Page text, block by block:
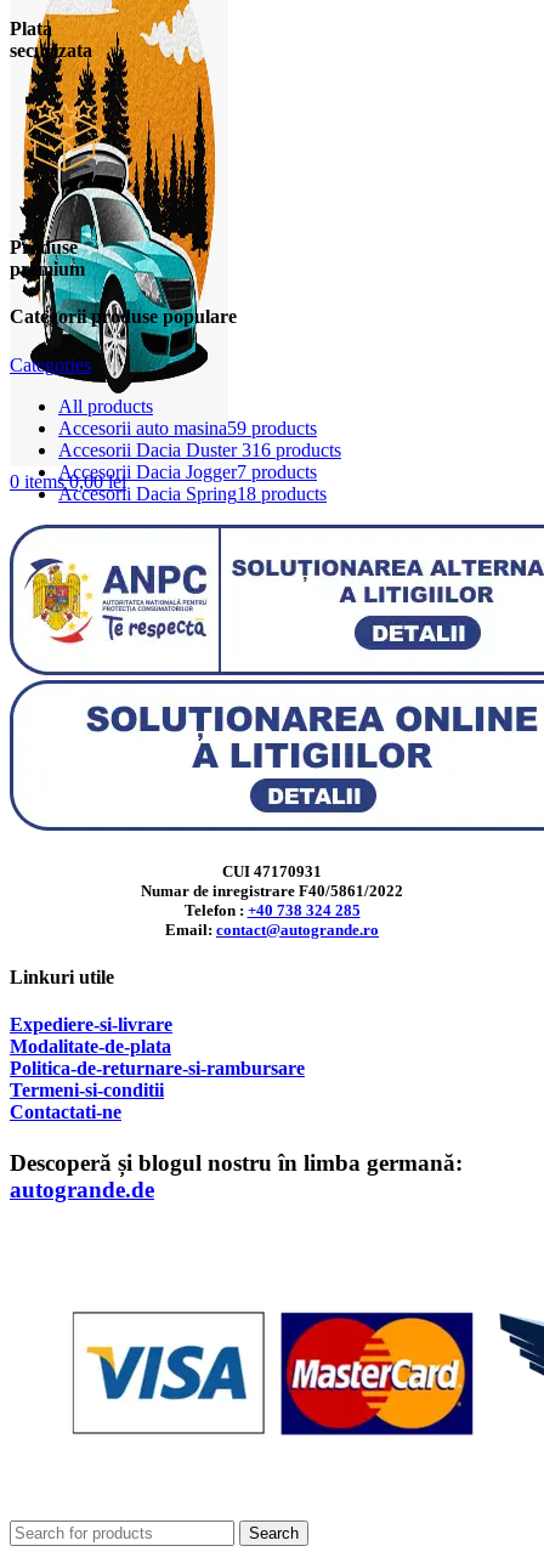
0 items 0,00lei
Plata
securizata
Produse
premium
Categorii produse populare
Categories
All products
Accesorii auto masina59 products
Accesorii Dacia Duster 316 products
Accesorii Dacia Jogger7 products
Accesorii Dacia Spring18 products
CUI 47170931
Numar de inregistrare F40/5861/2022
Telefon : +40 738 324 285
Email: contact@autogrande.ro
Linkuri utile
Expediere-si-livrare
Modalitate-de-plata
Politica-de-returnare-si-rambursare
Termeni-si-conditii
Contactati-ne
Descoperă și blogul nostru în limba germană:
autogrande.de
Search